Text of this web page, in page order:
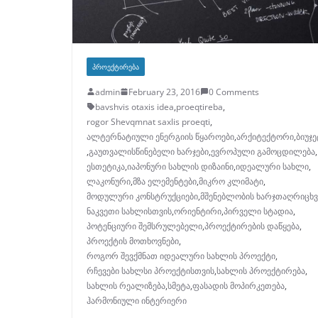
ᲞᲠᲝᲔᲥᲢᲘᲠᲔᲑᲐ
admin February 23, 2016
0 Comments
bavshvis otaxis idea,proeqtireba,
rogor Shevqmnat saxlis proeqti,
ალტერნატიული ენერგიის წყაროები,არქიტექტორი,
,გაუთვალისწინებელი ხარჯები,ევროპული გამოცდილება,
ესთეტიკა,იაპონური სახლის დიზაინი,იდეალური სახლი,
ლაკონური,მზა ელემენტები,მიკრო კლიმატი,
მოდულური კონსტრუქციები,მშენებლობის
ნაკვეთი სახლისთვის,ორიენტირი,პირველი სტადია,
პოტენციური შემსრულებელი,პროექტირების დაწყება,
პროექტის მოთხოვნები,
როგორ შევქმნათ იდეალური სახლის პროექტი,
რჩევები სახლსი პროექტისთვის,სახლის პროექტირება,
სახლის რეალიზება,სმეტა,ფასადის მოპირკეთება,
ჰარმონიული ინტერიერი